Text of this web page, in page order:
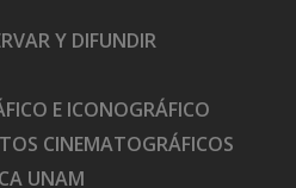
Y DIFUNDIR
E ICONOGRÁFICO
CINEMATOGRÁFICOS
UNAM